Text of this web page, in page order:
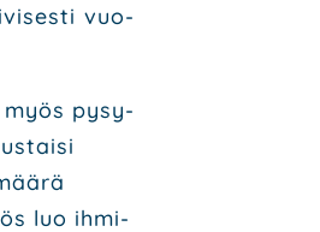
vuo­
myös pysy­
luo ihmi­